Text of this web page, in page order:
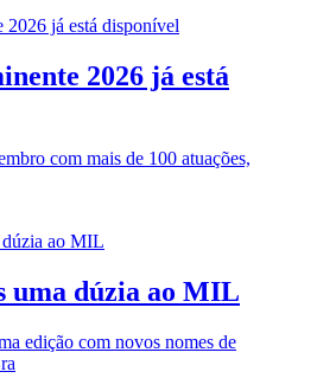
2026 já está
com mais de 100 atuações,
uma dúzia ao MIL
edição com novos nomes de